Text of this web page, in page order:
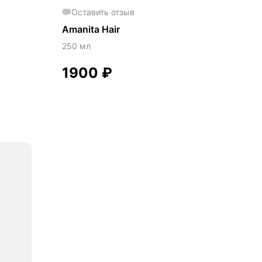
Оставить отзыв
Amanita Hair
250 мл
1900 ₽